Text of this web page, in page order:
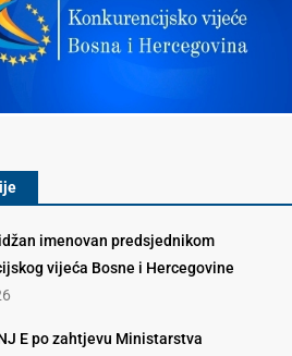
imenovan predsjednikom
vijeća Bosne i Hercegovine
E po zahtjevu Ministarstva